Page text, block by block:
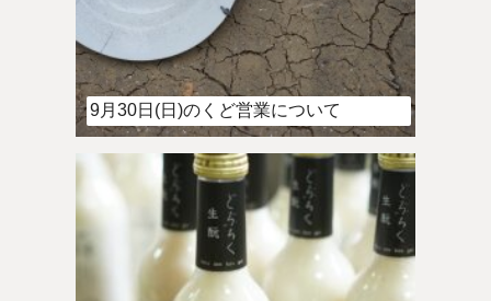
9月30日(日)のくど営業について